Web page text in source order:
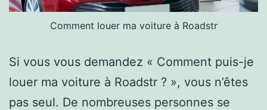
Comment louer ma voiture à Roadstr
Si vous vous demandez « Comment puis-je
louer ma voiture à Roadstr ? », vous n’êtes
pas seul. De nombreuses personnes se